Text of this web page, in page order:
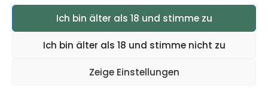
Ich bin älter als 18 und stimme zu
Ich bin älter als 18 und stimme nicht zu
Zeige Einstellungen
© 2026 MedCanOneStop (MCOS GmbH) - Alle Rechte
vorbehalten.